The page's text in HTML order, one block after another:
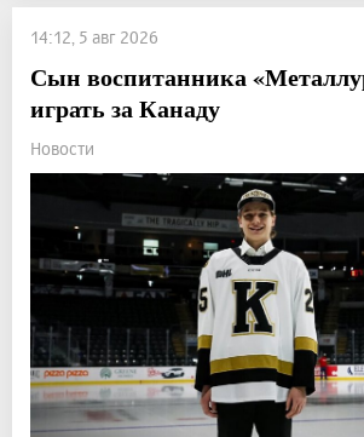
14:12, 5 авг 2026
Сын воспитанника
играть за Канаду
Новости